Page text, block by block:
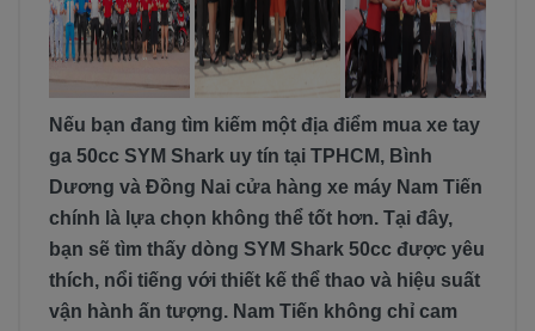
Nếu bạn đang tìm kiếm một địa điểm mua xe tay
ga 50cc SYM Shark uy tín tại TPHCM, Bình
Dương và Đồng Nai cửa hàng xe máy Nam Tiến
chính là lựa chọn không thể tốt hơn. Tại đây,
bạn sẽ tìm thấy dòng SYM Shark 50cc được yêu
thích, nổi tiếng với thiết kế thể thao và hiệu suất
vận hành ấn tượng. Nam Tiến không chỉ cam